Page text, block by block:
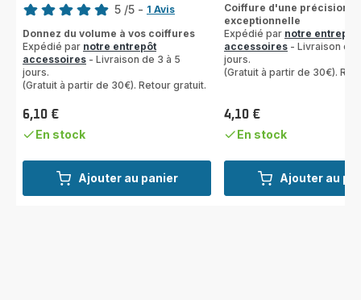
Ajouter au panier
5
étoiles
(moyenne)
5 /5 - 1 Avis
Donnez du volume à vos coiffures
Expédié par notre entrepôt
accessoires - Livraison de 3 à 5
jours.
(Gratuit à partir de 30€). Retour gratuit.
Prix
6,10 €
En stock
Ajouter au
Coiffure d'une précision
exceptionnelle
Expédié par notre entrepôt
accessoires - Livraison de
jours.
(Gratuit à partir de 30€).
Prix
4,10 €
En stock